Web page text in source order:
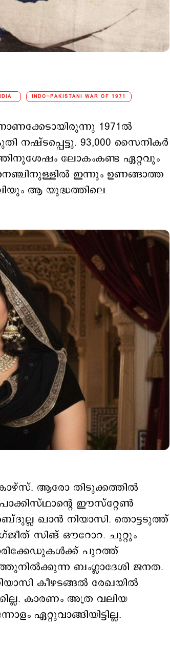
INDO-PAKISTANI WAR OF 1971
1971ല്‍
നഷ്ടപ്പെട്ടു. 93,000 സൈനികര്‍
ലോകംകണ്ട ഏറ്റവും
ഇന്നും ഉണങ്ങാത്ത
ആ യുദ്ധത്തിലെ
ആരോ തിടുക്കത്തില്‍
പാക്കിസ്ഥാന്‍റെ ഈസ്റ്റേണ്‍
ഖാന്‍ നിയാസി. തൊട്ടടുത്ത്
സിങ് ഔറോറ. ചുറ്റും
പുറത്ത്
ബംഗ്ലാദേശി ജനത.
കീഴടങ്ങല്‍ രേഖയില്‍
കാരണം അത്ര വലിയ
ഏറ്റുവാങ്ങിയിട്ടില്ല.